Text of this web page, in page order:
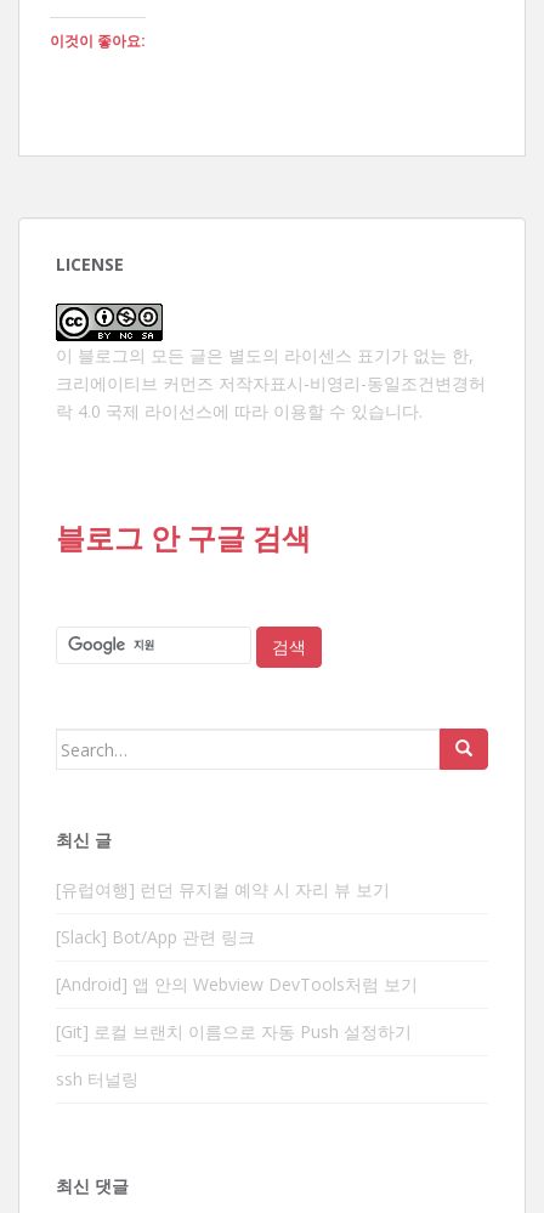
이것이 좋아요:
LICENSE
이 블로그의 모든 글은 별도의 라이센스 표기가 없는 한,
크리에이티브 커먼즈 저작자표시-비영리-동일조건변경허
락 4.0 국제 라이선스에 따라 이용할 수 있습니다.
블로그 안 구글 검색
Search
최신 글
[유럽여행] 런던 뮤지컬 예약 시 자리 뷰 보기
[Slack] Bot/App 관련 링크
[Android] 앱 안의 Webview DevTools처럼 보기
[Git] 로컬 브랜치 이름으로 자동 Push 설정하기
ssh 터널링
최신 댓글